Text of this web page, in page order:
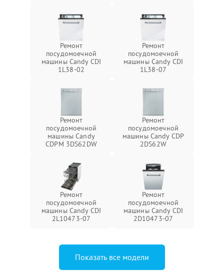
Ремонт
посудомоечной
машины Candy CDI
1L38-02
Ремонт
посудомоечной
машины Candy CDI
1L38-07
Ремонт
посудомоечной
машины Candy
CDPM 3DS62DW
Ремонт
посудомоечной
машины Candy CDP
2DS62W
Ремонт
посудомоечной
машины Candy CDI
2L10473-07
Ремонт
посудомоечной
машины Candy CDI
2D10473-07
Показать все модели